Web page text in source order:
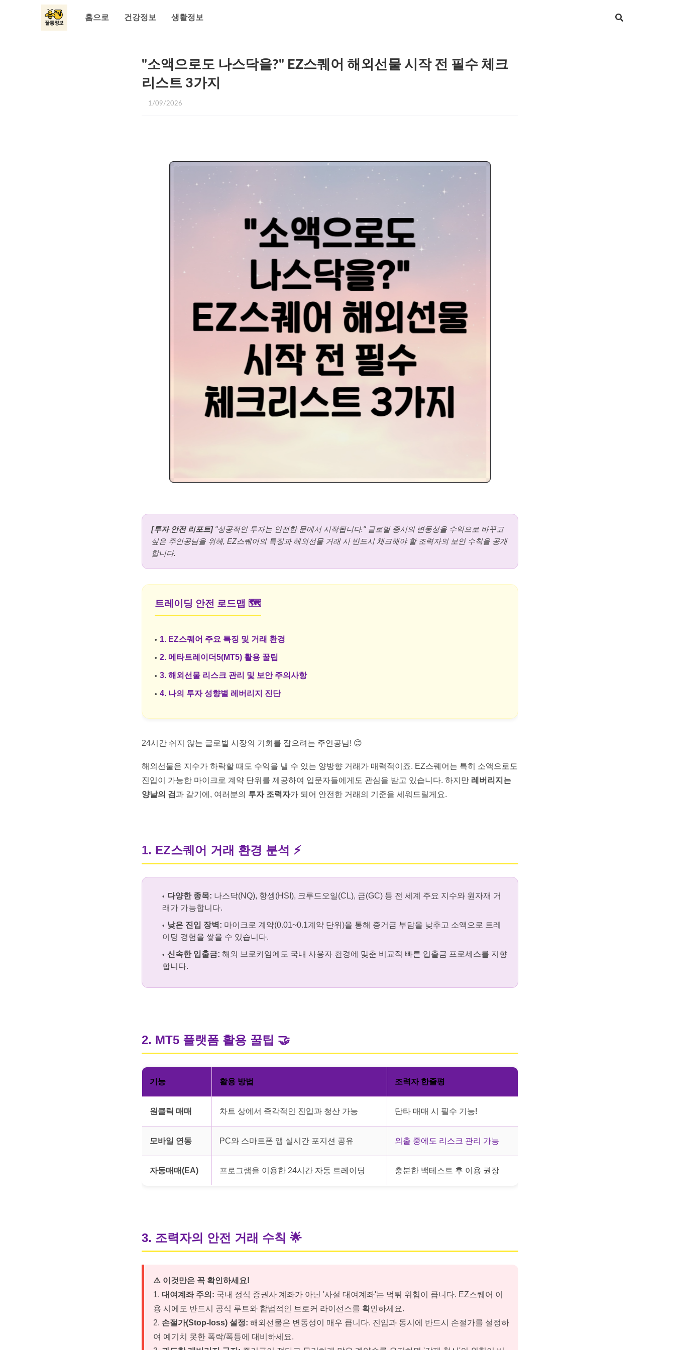
홈으로 건강정보 생활정보
"소액으로도 나스닥을?" EZ스퀘어 해외선물 시작 전 필수 체크
리스트 3가지
1/09/2026
[투자 안전 리포트]"성공적인 투자는 안전한 문에서 시작됩니다." 글로벌 증시의 변동성을 수익으로 바꾸고
싶은 주인공님을 위해, EZ스퀘어의 특징과 해외선물 거래 시 반드시 체크해야 할 조력자의 보안 수칙을 공개
합니다.
트레이딩 안전 로드맵 🗺️
1. EZ스퀘어 주요 특징 및 거래 환경
2. 메타트레이더5(MT5) 활용 꿀팁
3. 해외선물 리스크 관리 및 보안 주의사항
4. 나의 투자 성향별 레버리지 진단
24시간 쉬지 않는 글로벌 시장의 기회를 잡으려는 주인공님! 😊
해외선물은 지수가 하락할 때도 수익을 낼 수 있는 양방향 거래가 매력적이죠. EZ스퀘어는 특히 소액으로도
진입이 가능한 마이크로 계약 단위를 제공하여 입문자들에게도 관심을 받고 있습니다. 하지만 레버리지는
양날의 검 과 같기에, 여러분의 투자 조력자가 되어 안전한 거래의 기준을 세워드릴게요.
1. EZ스퀘어 거래 환경 분석 ⚡
다양한 종목: 나스닥(NQ), 항셍(HSI), 크루드오일(CL), 금(GC) 등 전 세계 주요 지수와 원자재 거
래가 가능합니다.
낮은 진입 장벽: 마이크로 계약(0.01~0.1계약 단위)을 통해 증거금 부담을 낮추고 소액으로 트레
이딩 경험을 쌓을 수 있습니다.
신속한 입출금: 해외 브로커임에도 국내 사용자 환경에 맞춘 비교적 빠른 입출금 프로세스를 지향
합니다.
2. MT5 플랫폼 활용 꿀팁 🤝
기능 활용 방법 조력자 한줄평
원클릭 매매 차트 상에서 즉각적인 진입과 청산 가능 단타 매매 시 필수 기능!
모바일 연동 PC와 스마트폰 앱 실시간 포지션 공유 외출 중에도 리스크 관리 가능
자동매매(EA) 프로그램을 이용한 24시간 자동 트레이딩 충분한 백테스트 후 이용 권장
3. 조력자의 안전 거래 수칙 🌟
⚠️ 이것만은 꼭 확인하세요!
1. 대여계좌 주의: 국내 정식 증권사 계좌가 아닌 '사설 대여계좌'는 먹튀 위험이 큽니다. EZ스퀘어 이
용 시에도 반드시 공식 루트와 합법적인 브로커 라이선스를 확인하세요.
2. 손절가(Stop-loss) 설정: 해외선물은 변동성이 매우 큽니다. 진입과 동시에 반드시 손절가를 설정하
여 예기치 못한 폭락/폭등에 대비하세요.